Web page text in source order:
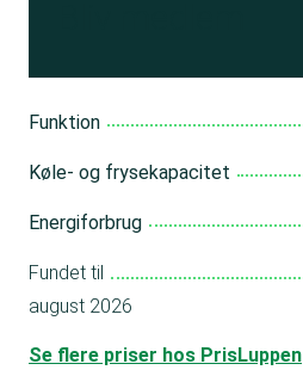
Funktion
Køle- og frysekapacitet
Energiforbrug
Fundet til
august 2026
Se flere priser hos PrisLuppen